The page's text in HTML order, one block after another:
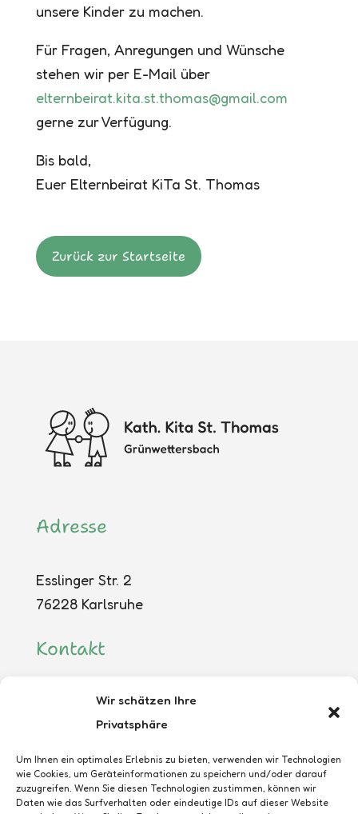
Wir schätzen Ihre
Privatsphäre
Um Ihnen ein optimales Erlebnis zu bieten, verwenden wir Technologien
wie Cookies, um Geräteinformationen zu speichern und/oder darauf
zuzugreifen. Wenn Sie diesen Technologien zustimmen, können wir
Daten wie das Surfverhalten oder eindeutige IDs auf dieser Website
unsere Kinder zu machen.
Für Fragen, Anregungen und Wünsche
stehen wir per E-Mail über
elternbeirat.kita.st.thomas@gmail.com
gerne zur Verfügung.
Bis bald,
Euer Elternbeirat KiTa St. Thomas
Zurück zur Startseite
Adresse
Esslinger Str. 2
76228 Karlsruhe
Kontakt
Fr. Lea Wild
0721 / 9 44 22 30
Links